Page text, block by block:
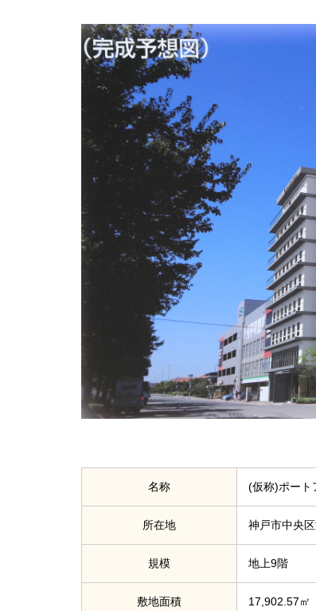
名称 (仮称)ポート
所在地 神戸市中央
規模 地上9階
敷地面積 17,902.57㎡